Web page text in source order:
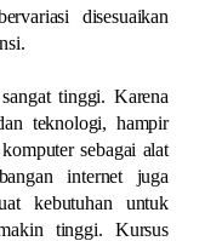
disesuaikan
tinggi. Karena
teknologi, hampir
sebagai alat
internet juga
kebutuhan untuk
tinggi. Kursus